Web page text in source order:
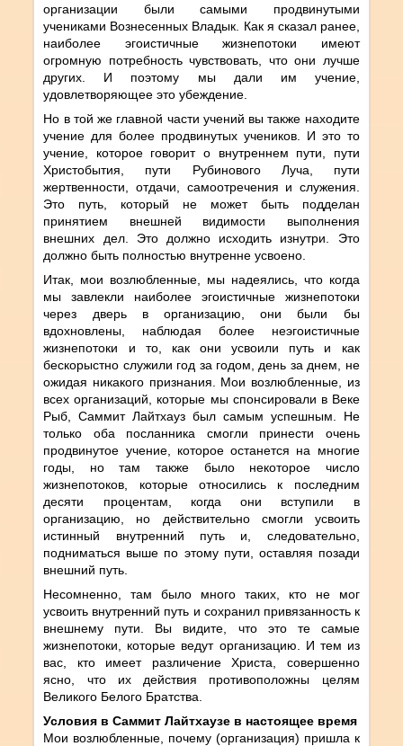
организации были самыми продвинутыми
учениками Вознесенных Владык. Как я сказал ранее,
наиболее эгоистичные жизнепотоки имеют
огромную потребность чувствовать, что они лучше
других. И поэтому мы дали им учение,
удовлетворяющее это убеждение.
Но в той же главной части учений вы также находите
учение для более продвинутых учеников. И это то
учение, которое говорит о внутреннем пути, пути
Христобытия, пути Рубинового Луча, пути
жертвенности, отдачи, самоотречения и служения.
Это путь, который не может быть подделан
принятием внешней видимости выполнения
внешних дел. Это должно исходить изнутри. Это
должно быть полностью внутренне усвоено.
Итак, мои возлюбленные, мы надеялись, что когда
мы завлекли наиболее эгоистичные жизнепотоки
через дверь в организацию, они были бы
вдохновлены, наблюдая более неэгоистичные
жизнепотоки и то, как они усвоили путь и как
бескорыстно служили год за годом, день за днем, не
ожидая никакого признания. Мои возлюбленные, из
всех организаций, которые мы спонсировали в Веке
Рыб, Саммит Лайтхауз был самым успешным. Не
только оба посланника смогли принести очень
продвинутое учение, которое останется на многие
годы, но там также было некоторое число
жизнепотоков, которые относились к последним
десяти процентам, когда они вступили в
организацию, но действительно смогли усвоить
истинный внутренний путь и, следовательно,
подниматься выше по этому пути, оставляя позади
внешний путь.
Несомненно, там было много таких, кто не мог
усвоить внутренний путь и сохранил привязанность к
внешнему пути. Вы видите, что это те самые
жизнепотоки, которые ведут организацию. И тем из
вас, кто имеет различение Христа, совершенно
ясно, что их действия противоположны целям
Великого Белого Братства.
Условия в Саммит Лайтхаузе в настоящее время
Мои возлюбленные, почему (организация) пришла к